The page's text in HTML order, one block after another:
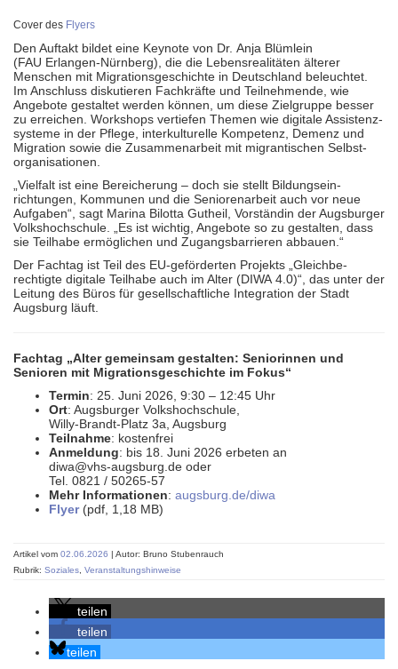
Cover des Flyers
Den Auftakt bildet eine Keynote von Dr. Anja Blümlein
(FAU Erlangen-Nürnberg), die die Lebens­reali­täten älterer
Menschen mit Migra­tions­geschichte in Deutschland beleuchtet.
Im Anschluss disku­tieren Fachkräfte und Teil­nehmende, wie
Angebote gestaltet werden können, um diese Zielgruppe besser
zu erreichen. Workshops vertiefen Themen wie digitale Assistenz­
systeme in der Pflege, inter­kultu­relle Kompetenz, Demenz und
Migration sowie die Zusammen­arbeit mit migran­ti­schen Selbst­
organi­sationen.
„Vielfalt ist eine Bereicherung – doch sie stellt Bildungs­ein­
richtungen, Kommunen und die Senioren­arbeit auch vor neue
Aufgaben“, sagt Marina Bilotta Gutheil, Vorständin der Augsburger
Volks­hoch­schule. „Es ist wichtig, Angebote so zu gestalten, dass
sie Teilhabe ermög­lichen und Zugangs­barrieren abbauen.“
Der Fachtag ist Teil des EU-geförderten Projekts „Gleich­be­
rechtigte digitale Teilhabe auch im Alter (DIWA 4.0)“, das unter der
Leitung des Büros für gesell­schaft­liche Integ­ration der Stadt
Augsburg läuft.
Fachtag „Alter gemeinsam gestalten: Seniorinnen und
Senioren mit Migrations­geschichte im Fokus“
Termin: 25. Juni 2026, 9:30 – 12:45 Uhr
Ort: Augsburger Volkshochschule,
Willy-Brandt-Platz 3a, Augsburg
Teilnahme: kostenfrei
Anmeldung: bis 18. Juni 2026 erbeten an
diwa@vhs-augsburg.de oder
Tel. 0821 / 50265-57
Mehr Informationen: augsburg.de/diwa
Flyer(pdf, 1,18 MB)
Artikel vom 02.06.2026 | Autor: Bruno Stubenrauch
Rubrik: Soziales Veranstaltungshinweise
teilen
teilen
teilen